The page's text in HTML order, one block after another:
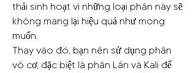
thải sinh hoạt vì những loại phân này sẽ
không mang lại hiệu quả như mong
muốn.
Thay vào đó, bạn nên sử dụng phân
vô cơ, đặc biệt là phân Lân và Kali để